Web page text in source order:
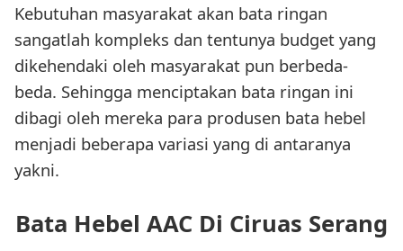
Kebutuhan masyarakat akan bata ringan
sangatlah kompleks dan tentunya budget yang
dikehendaki oleh masyarakat pun berbeda-
beda. Sehingga menciptakan bata ringan ini
dibagi oleh mereka para produsen bata hebel
menjadi beberapa variasi yang di antaranya
yakni.
Bata Hebel AAC Di Ciruas Serang